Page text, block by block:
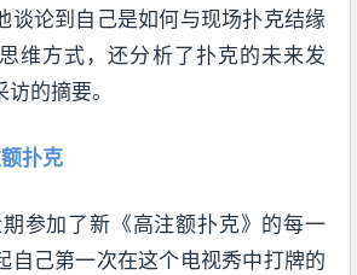
谈论到自己是如何与现场扑克结缘
维方式，还分析了扑克的未来发
的摘要。
扑克
参加了新《高注额扑克》的每一
自己第一次在这个电视秀中打牌的